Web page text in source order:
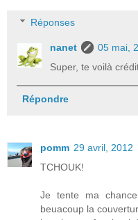
Réponses
nanet
05 mai,
Super, te voilà
Répondre
pomm 29 avril, 2012
TCHOUK!
Je tente ma
beuacoup la